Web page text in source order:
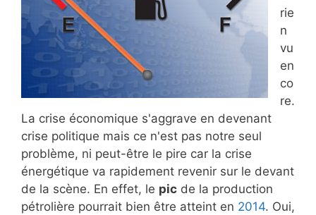
rie
n
vu
en
co
re.
La crise économique s'aggrave en devenant
crise politique mais ce n'est pas notre seul
problème, ni peut-être le pire car la crise
énergétique va rapidement revenir sur le devant
de la scène. En effet, le pic de la production
pétrolière pourrait bien être atteint en 2014. Oui,